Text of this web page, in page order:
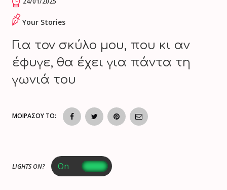
Your Stories
Για τον σκύλο μου, που κι αν
έφυγε, θα έχει για πάντα τη
γωνιά του
ΜΟΙΡΑΣΟΥ ΤΟ:
LIGHTS ON?